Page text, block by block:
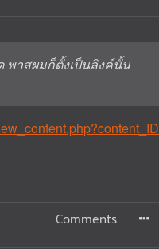
พาสผมก็ตั้งเป็นลิงค์นั้น
Comments